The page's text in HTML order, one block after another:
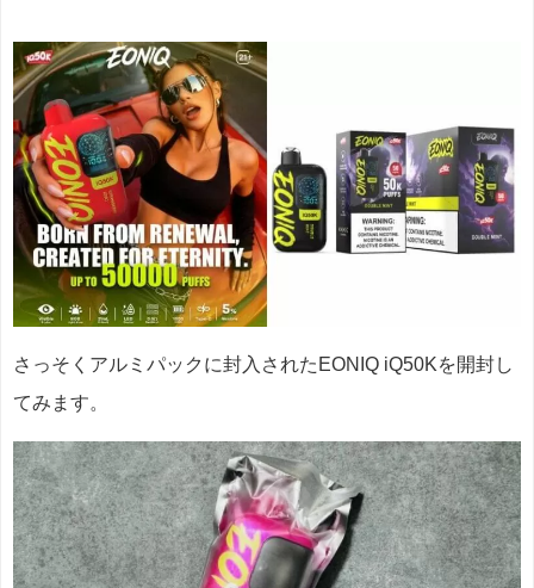
さっそくアルミパックに封入されたEONIQ iQ50Kを開封し
てみます。